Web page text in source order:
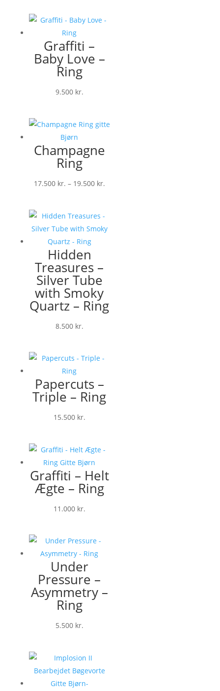
Graffiti –
Baby Love –
Ring
9.500 kr.
Champagne
Ring
17.500 kr. – 19.500 kr.Prisinterval:
Hidden
Treasures –
Silver Tube
with Smoky
Quartz – Ring
8.500 kr.
Papercuts –
Triple – Ring
15.500 kr.
Graffiti – Helt
Ægte – Ring
11.000 kr.
Under
Pressure –
Asymmetry –
Ring
5.500 kr.